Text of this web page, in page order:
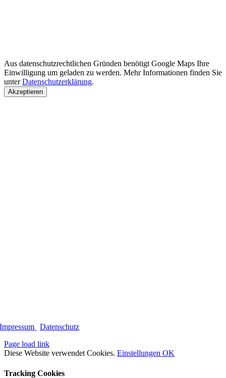
Aus datenschutzrechtlichen Gründen benötigt Google Maps Ihre
Einwilligung um geladen zu werden. Mehr Informationen finden Sie
unterDatenschutzerklärung.
Akzeptieren
Impressum
Datenschutz
Page load link
Diese Website verwendet Cookies. Einstellungen OK
Tracking Cookies